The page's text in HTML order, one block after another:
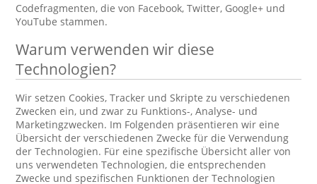
Codefragmenten, die von Facebook, Twitter, Google+ und
YouTube stammen.
Warum verwenden wir diese
Technologien?
Wir setzen Cookies, Tracker und Skripte zu verschiedenen
Zwecken ein, und zwar zu Funktions-, Analyse- und
Marketingzwecken. Im Folgenden präsentieren wir eine
Übersicht der verschiedenen Zwecke für die Verwendung
der Technologien. Für eine spezifische Übersicht aller von
uns verwendeten Technologien, die entsprechenden
Zwecke und spezifischen Funktionen der Technologien